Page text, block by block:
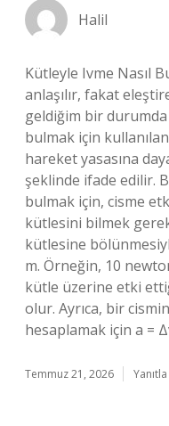
Halil
Kütleyle Ivme Nasıl
anlaşılır, fakat
geldiğim bir
bulmak için
hareket yasasına
şeklinde ifade edilir.
bulmak için, cisme
kütlesini bilmek
kütlesine
m. Örneğin, 10
kütle üzerine etki
olur. Ayrıca, bir
hesaplamak için a =
Temmuz 21, 2026 Yanıtla